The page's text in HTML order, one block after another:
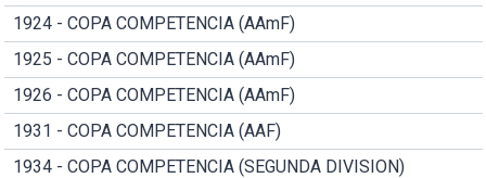
1924 - COPA COMPETENCIA (AAmF)
1925 - COPA COMPETENCIA (AAmF)
1926 - COPA COMPETENCIA (AAmF)
1931 - COPA COMPETENCIA (AAF)
1934 - COPA COMPETENCIA (SEGUNDA DIVISION)